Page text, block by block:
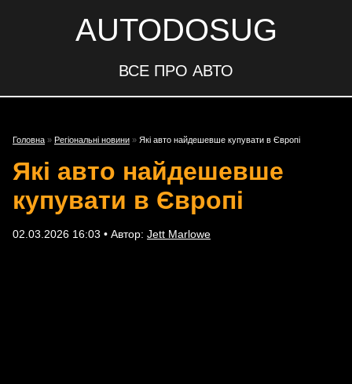
AUTODOSUG
ВСЕ ПРО АВТО
Головна » Регіональні новини » Які авто найдешевше купувати в Європі
Які авто найдешевше
купувати в Європі
02.03.2026 16:03 • Автор: Jett Marlowe